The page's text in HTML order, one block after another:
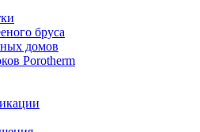
бруса
домов
Porotherm